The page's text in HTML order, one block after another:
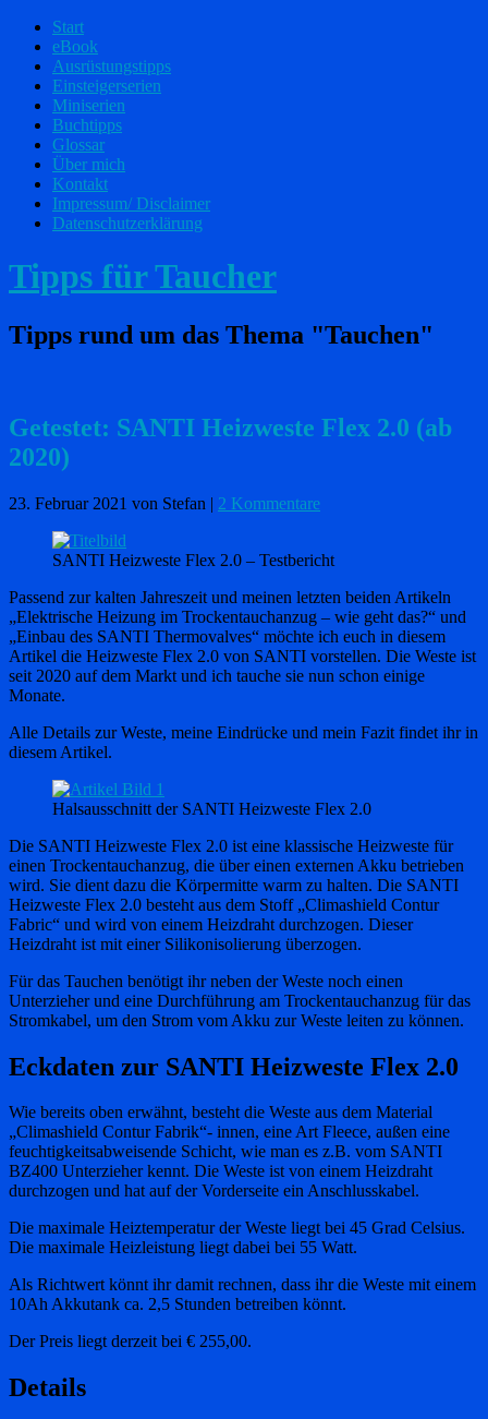
Start
eBook
Ausrüstungstipps
Einsteigerserien
Miniserien
Buchtipps
Glossar
Über mich
Kontakt
Impressum/ Disclaimer
Datenschutzerklärung
Tipps für Taucher
Tipps rund um das Thema "Tauchen"
Getestet: SANTI Heizweste Flex 2.0 (ab
2020)
23. Februar 2021 von Stefan | 2 Kommentare
SANTI Heizweste Flex 2.0 – Testbericht
Passend zur kalten Jahreszeit und meinen letzten beiden Artikeln
„Elektrische Heizung im Trockentauchanzug – wie geht das?“ und
„Einbau des SANTI Thermovalves“ möchte ich euch in diesem
Artikel die Heizweste Flex 2.0 von SANTI vorstellen. Die Weste ist
seit 2020 auf dem Markt und ich tauche sie nun schon einige
Monate.
Alle Details zur Weste, meine Eindrücke und mein Fazit findet ihr in
diesem Artikel.
Halsausschnitt der SANTI Heizweste Flex 2.0
Die SANTI Heizweste Flex 2.0 ist eine klassische Heizweste für
einen Trockentauchanzug, die über einen externen Akku betrieben
wird. Sie dient dazu die Körpermitte warm zu halten. Die SANTI
Heizweste Flex 2.0 besteht aus dem Stoff „Climashield Contur
Fabric“ und wird von einem Heizdraht durchzogen. Dieser
Heizdraht ist mit einer Silikonisolierung überzogen.
Für das Tauchen benötigt ihr neben der Weste noch einen
Unterzieher und eine Durchführung am Trockentauchanzug für das
Stromkabel, um den Strom vom Akku zur Weste leiten zu können.
Eckdaten zur SANTI Heizweste Flex 2.0
Wie bereits oben erwähnt, besteht die Weste aus dem Material
„Climashield Contur Fabrik“- innen, eine Art Fleece, außen eine
feuchtigkeitsabweisende Schicht, wie man es z.B. vom SANTI
BZ400 Unterzieher kennt. Die Weste ist von einem Heizdraht
durchzogen und hat auf der Vorderseite ein Anschlusskabel.
Die maximale Heiztemperatur der Weste liegt bei 45 Grad Celsius.
Die maximale Heizleistung liegt dabei bei 55 Watt.
Als Richtwert könnt ihr damit rechnen, dass ihr die Weste mit einem
10Ah Akkutank ca. 2,5 Stunden betreiben könnt.
Der Preis liegt derzeit bei € 255,00.
Details